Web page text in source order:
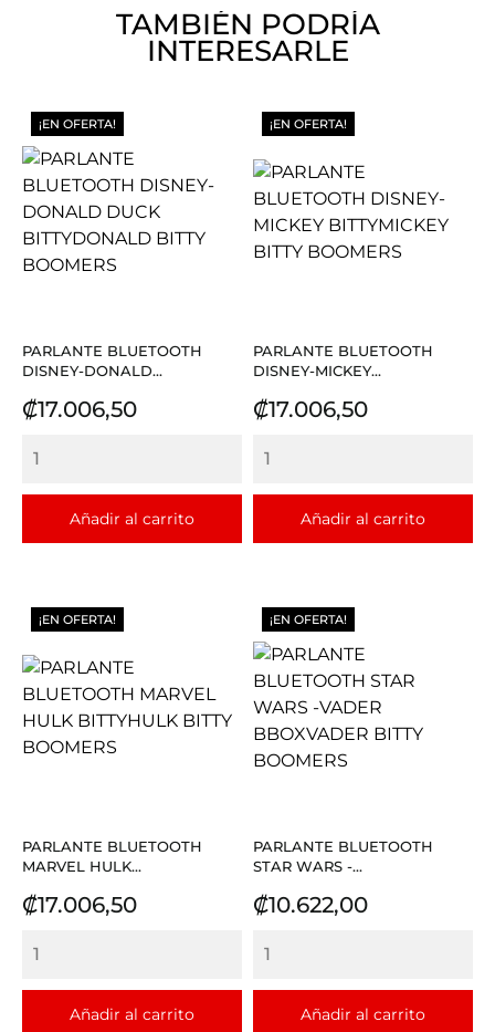
TAMBIÉN PODRÍA
INTERESARLE
PARLANTE BLUETOOTH
DISNEY-DONALD...
Precio
₡17.006,50
Añadir al carrito
¡EN OFERTA!
PARLANTE BLUETOOTH
DISNEY-MICKEY...
Precio
₡17.006,50
Añadir al carrito
¡EN OFERTA!
PARLANTE BLUETOOTH
MARVEL HULK...
Precio
₡17.006,50
Añadir al carrito
¡EN OFERTA!
PARLANTE BLUETOOTH
STAR WARS -...
Precio
₡10.622,00
Añadir al carrito
¡EN OFERTA!